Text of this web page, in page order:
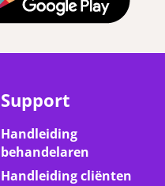
Support
Handleiding
behandelaren
Handleiding cliënten